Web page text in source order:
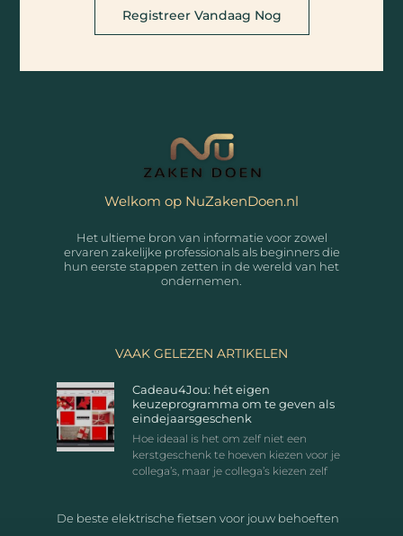
Registreer Vandaag Nog
Welkom op NuZakenDoen.nl
Het ultieme bron van informatie voor zowel
ervaren zakelijke professionals als beginners die
hun eerste stappen zetten in de wereld van het
ondernemen.
VAAK GELEZEN ARTIKELEN
Cadeau4Jou: hét eigen
keuzeprogramma om te geven als
eindejaarsgeschenk
Hoe ideaal is het om zelf niet een
kerstgeschenk te hoeven kiezen voor je
collega’s, maar je collega’s kiezen zelf
De beste elektrische fietsen voor jouw behoeften